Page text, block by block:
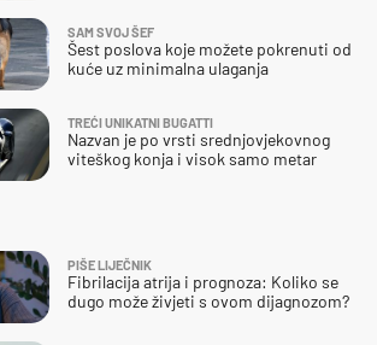
PIŠE LIJEČNIK
Fibrilacija atrija i prognoza: Koliko se
dugo može živjeti s ovom dijagnozom?
SAM SVOJ ŠEF
Šest poslova koje možete pokrenuti od
kuće uz minimalna ulaganja
TREĆI UNIKATNI BUGATTI
Nazvan je po vrsti srednjovjekovnog
viteškog konja i visok samo metar